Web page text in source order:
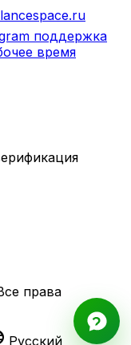
поддержка
время
права
Русский